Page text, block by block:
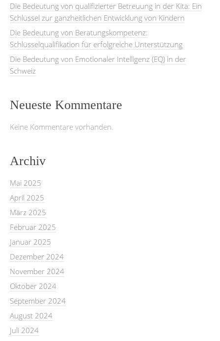
Die Bedeutung von qualifizierter Betreuung in der Kita: Ein
Schlüssel zur ganzheitlichen Entwicklung von Kindern
Die Bedeutung von Beratungskompetenz:
Schlüsselqualifikation für erfolgreiche Unterstützung
Die Bedeutung von Emotionaler Intelligenz (EQ) in der
Schweiz
Neueste Kommentare
Keine Kommentare vorhanden.
Archiv
Mai 2025
April 2025
März 2025
Februar 2025
Januar 2025
Dezember 2024
November 2024
Oktober 2024
September 2024
August 2024
Juli 2024